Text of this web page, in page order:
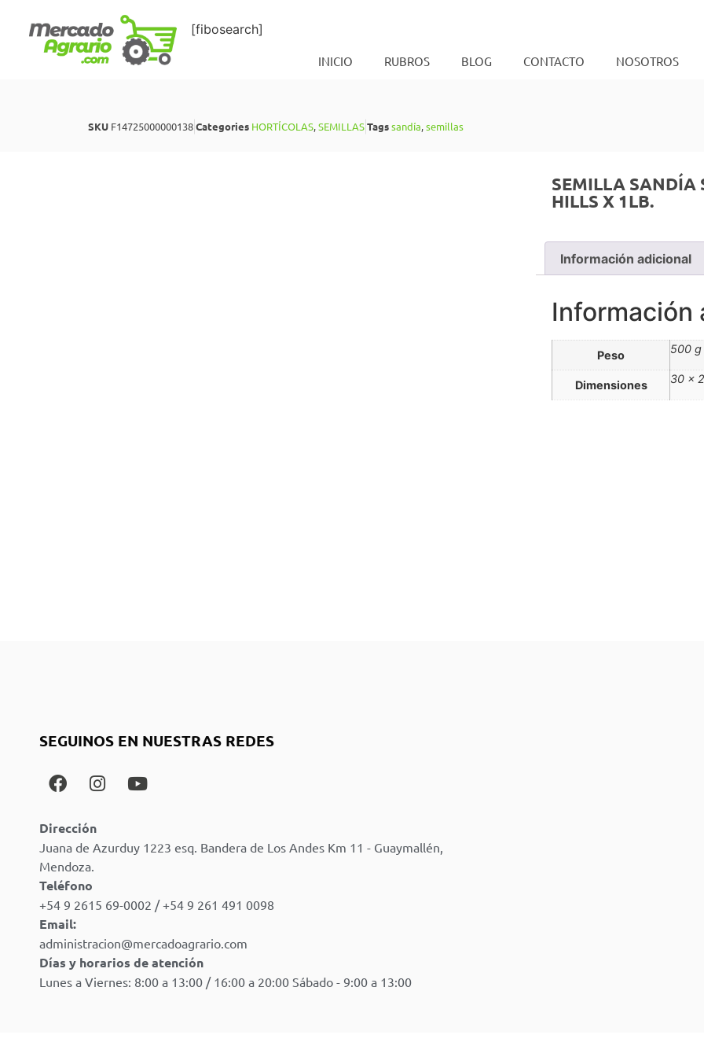
[fibosearch]
INICIO RUBROS BLOG CONTACTO NOSOTROS
SKU F14725000000138Categories HORTÍCOLAS,SEMILLASTagssandía,semillas
SEMILLA SANDÍA
HILLS X 1LB.
Información adicional
Información
Peso 500 g
Dimensiones 30 ×
SEGUINOS EN NUESTRAS REDES
Dirección
Juana de Azurduy 1223 esq. Bandera de Los Andes Km 11 - Guaymallén,
Mendoza.
Teléfono
+54 9 2615 69-0002 / +54 9 261 491 0098
Email:
administracion@mercadoagrario.com
Días y horarios de atención
Lunes a Viernes: 8:00 a 13:00 / 16:00 a 20:00 Sábado - 9:00 a 13:00